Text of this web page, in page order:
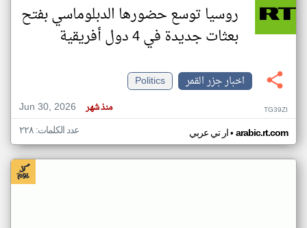
روسيا توسع حضورها الدبلوماسي بفتح
بعثات جديدة في 4 دول أفريقية
اخبار جزر القمر
Politics
Jun 30, 2026
منذ شهر TG39ZI
ار تي عربي• arabic.rt.com عدد الكلمات: ٢٢٨